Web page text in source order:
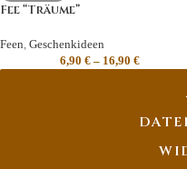
Fee “Träume”
Feen Geschenkideen
6,90 €– 16,90 €